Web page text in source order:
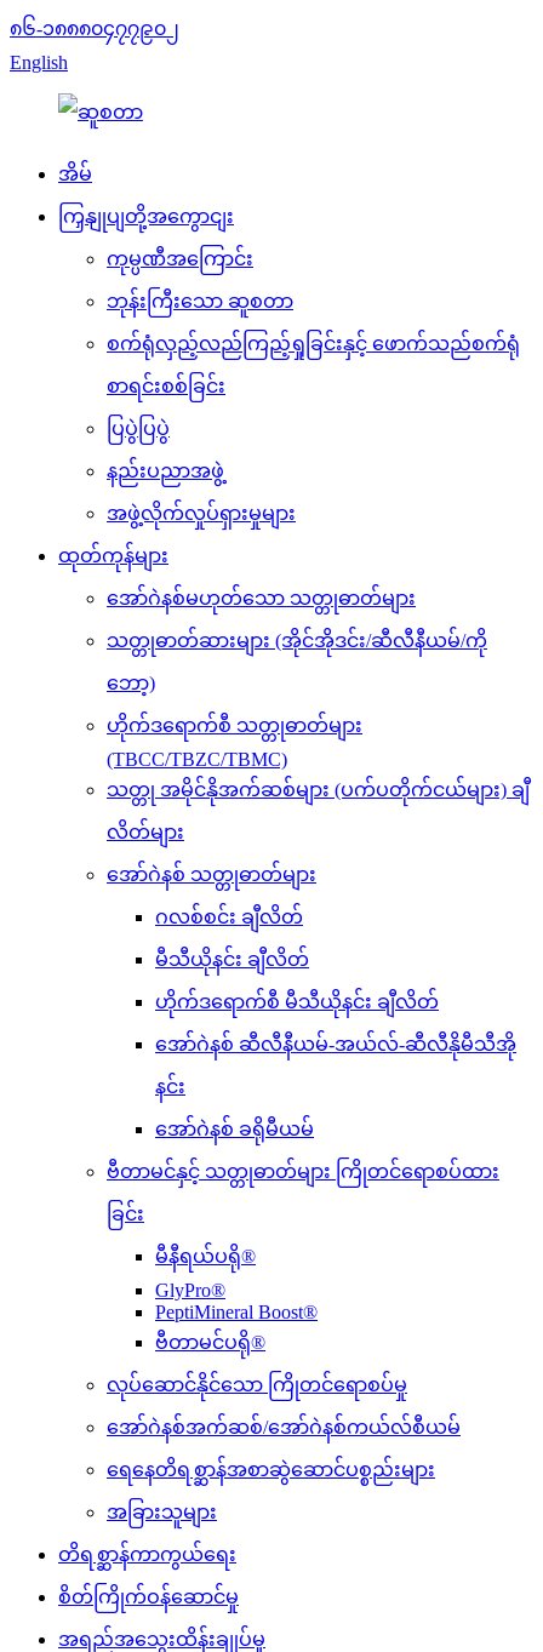
၈၆-၁၈၈၈၀၄၇၇၉၀၂
English
အိမ်
ကြှနျုပျတို့အကွောငျး
ကုမ္ပဏီအကြောင်း
ဘုန်းကြီးသော ဆူစတာ
စက်ရုံလှည့်လည်ကြည့်ရှုခြင်းနှင့် ဖောက်သည်စက်ရုံ
စာရင်းစစ်ခြင်း
ပြပွဲပြပွဲ
နည်းပညာအဖွဲ့
အဖွဲ့လိုက်လှုပ်ရှားမှုများ
ထုတ်ကုန်များ
အော်ဂဲနစ်မဟုတ်သော သတ္တုဓာတ်များ
သတ္တုဓာတ်ဆားများ (အိုင်အိုဒင်း/ဆီလီနီယမ်/ကို
ဘော့)
ဟိုက်ဒရောက်စီ သတ္တုဓာတ်များ
(TBCC/TBZC/TBMC)
သတ္တု အမိုင်နိုအက်ဆစ်များ (ပက်ပတိုက်ငယ်များ) ချီ
လိတ်များ
အော်ဂဲနစ် သတ္တုဓာတ်များ
ဂလစ်စင်း ချီလိတ်
မီသီယိုနင်း ချီလိတ်
ဟိုက်ဒရောက်စီ မီသီယိုနင်း ချီလိတ်
အော်ဂဲနစ် ဆီလီနီယမ်-အယ်လ်-ဆီလီနိုမီသီအို
နင်း
အော်ဂဲနစ် ခရိုမီယမ်
ဗီတာမင်နှင့် သတ္တုဓာတ်များ ကြိုတင်ရောစပ်ထား
ခြင်း
မီနီရယ်ပရို®
GlyPro®
PeptiMineral Boost®
ဗီတာမင်ပရို®
လုပ်ဆောင်နိုင်သော ကြိုတင်ရောစပ်မှု
အော်ဂဲနစ်အက်ဆစ်/အော်ဂဲနစ်ကယ်လ်စီယမ်
ရေနေတိရစ္ဆာန်အစာဆွဲဆောင်ပစ္စည်းများ
အခြားသူများ
တိရစ္ဆာန်ကာကွယ်ရေး
စိတ်ကြိုက်ဝန်ဆောင်မှု
အရည်အသွေးထိန်းချုပ်မှု